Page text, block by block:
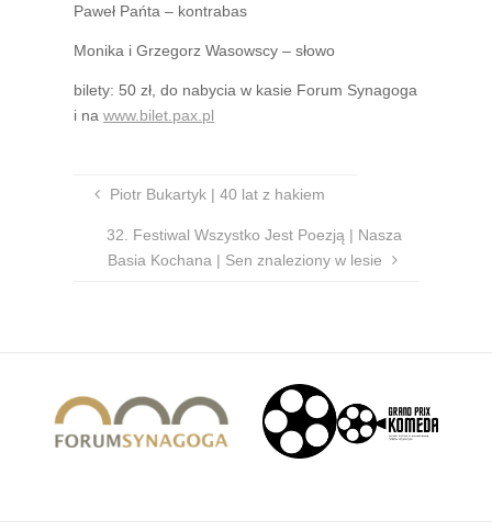
Paweł Pańta – kontrabas
Monika i Grzegorz Wasowscy – słowo
bilety: 50 zł, do nabycia w kasie Forum Synagoga
i nawww.bilet.pax.pl
Piotr Bukartyk | 40 lat z hakiem
32. Festiwal Wszystko Jest Poezją | Nasza
Basia Kochana | Sen znaleziony w lesie